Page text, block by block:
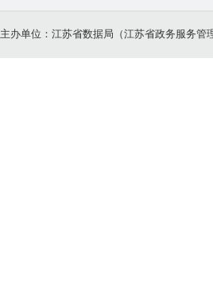
主办单位：江苏省数据局（江苏省政务服务管